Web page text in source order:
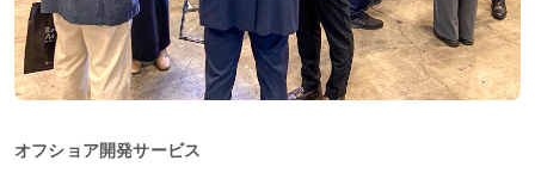
オフショア開発サービス